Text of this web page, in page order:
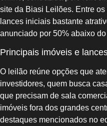
site da Biasi Leilões. Entre
lances iniciais bastante
anunciado por 50% abaixo
Principais imóveis e
O leilão reúne opções que
investidores, quem busca
que precisam de sala
imóveis fora dos grandes
destaques mencionados no